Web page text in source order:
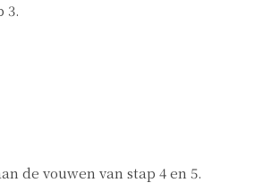
3.
de vouwen van stap 4 en 5.